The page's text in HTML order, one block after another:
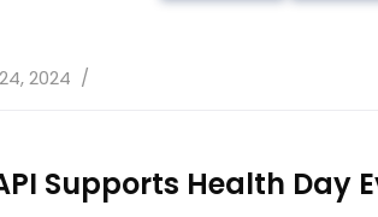
2024
Supports Health Day